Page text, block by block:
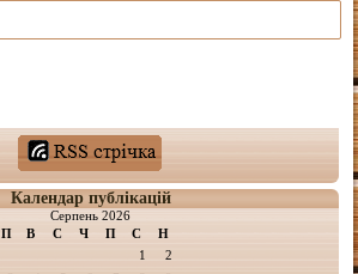
Календар публікацій
Серпень 2026
П
В С Ч П С Н
1
2